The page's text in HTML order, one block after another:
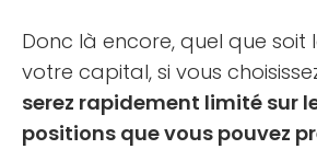
Donc là encore, quel que
votre capital, si vous
serez rapidement limité sur
positions que vous pouvez